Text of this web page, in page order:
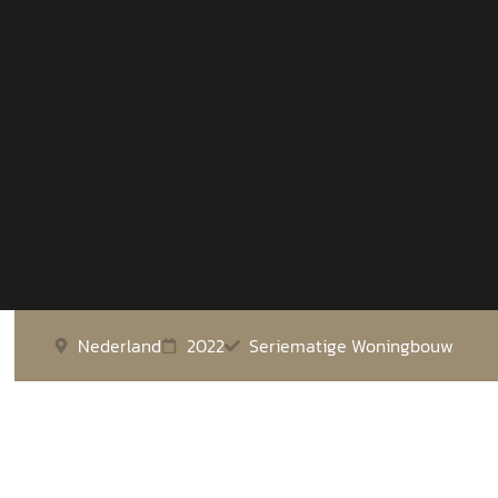
Nederland 2022 Seriematige Woningbouw